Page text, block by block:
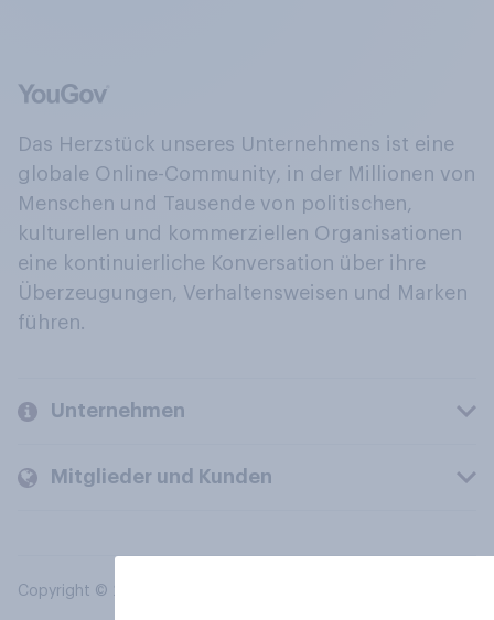
Das Herzstück unseres Unternehmens ist eine
globale Online-Community, in der Millionen von
Menschen und Tausende von politischen,
kulturellen und kommerziellen Organisationen
eine kontinuierliche Konversation über ihre
Überzeugungen, Verhaltensweisen und Marken
führen.
Unternehmen
Mitglieder und Kunden
Copyright © 2026 YouGov PLC. Alle Rechte vorbehalten.